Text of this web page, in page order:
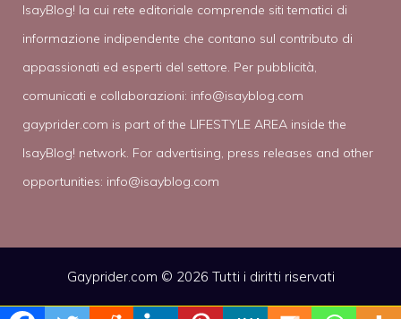
IsayBlog! la cui rete editoriale comprende siti tematici di
informazione indipendente che contano sul contributo di
appassionati ed esperti del settore. Per pubblicità,
comunicati e collaborazioni: info@isayblog.com
gayprider.com is part of the LIFESTYLE AREA inside the
IsayBlog! network. For advertising, press releases and other
opportunities: info@isayblog.com
Gayprider.com © 2026 Tutti i diritti riservati